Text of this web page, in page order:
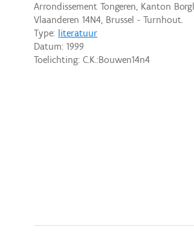
Arrondissement Tongeren, Kanton
Vlaanderen 14N4, Brussel - Turnhout.
Type: literatuur
Datum:1999
Toelichting: C.K.:Bouwen14n4